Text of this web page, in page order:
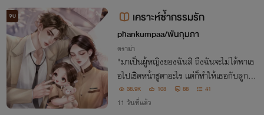
จบ เคราะห์ซ้ำกรรมรัก
phankumpaa/พันกุมภา
ดราม่า
"มาเป็นผู้หญิงของฉันสิ ถึงฉันจะไม่ได้พาเธ
อไปเชิดหน้าชูตาอะไร แต่ก็ทำให้เธอกับลูกมีกิ
นมีใช้ไปตลอดจนกว่าฉันจะเบื่อ"
38.9K 108 88 41
11 วันที่แล้ว